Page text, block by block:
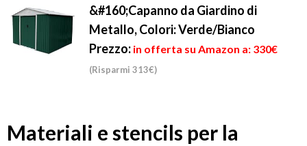
&#160;Capanno da Giardino di
Metallo, Colori: Verde/Bianco
Prezzo: in offerta su Amazon a: 330€
(Risparmi 313€)
Materiali e stencils per la